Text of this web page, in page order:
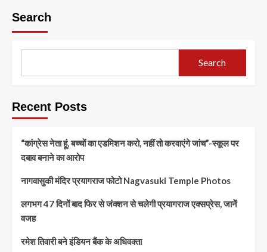
Search
Search
Recent Posts
“कांग्रेस नेता हूं, बच्चों का एडमिशन करो, नहीं तो करवाएंगे जांच”-स्कूल पर
दबाव बनाने का आरोप
नागवासुकी मंदिर प्रयागराज फोटो Nagvasuki Temple Photos
लगभग 47 दिनों बाद फिर से जंक्शन से चलेगी प्रयागराज एक्सप्रेस, जानें
वजह
रमेश तिवारी बने इंडियन बैंक के अधिवक्ता